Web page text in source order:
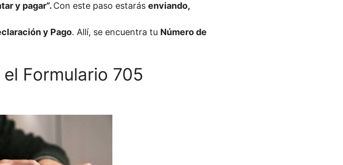
y pagar”. Con este paso estarás enviando,
y Pago. Allí, se encuentra tu Número de
Formulario 705